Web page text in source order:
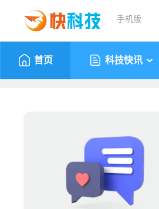
手机版
首页 科技快讯